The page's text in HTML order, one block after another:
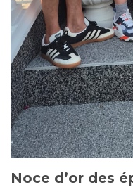
Noce d’or des